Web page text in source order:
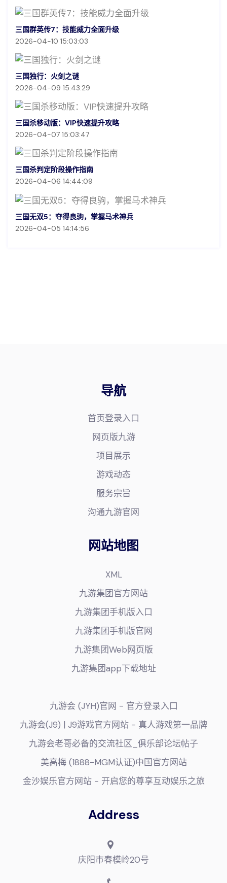
三国群英传7：技能威力全面升级
2026-04-10 15:03:03
三国独行：火剑之谜
2026-04-09 15:43:29
三国杀移动版：VIP快速提升攻略
2026-04-07 15:03:47
三国杀判定阶段操作指南
2026-04-06 14:44:09
三国无双5：夺得良驹，掌握马术神兵
2026-04-05 14:14:56
导航
首页登录入口
网页版九游
项目展示
游戏动态
服务宗旨
沟通九游官网
网站地图
XML
九游集团官方网站
九游集团手机版入口
九游集团手机版官网
九游集团Web网页版
九游集团app下载地址
九游会 (JYH)官网 - 官方登录入口
九游会(J9) | J9游戏官方网站 - 真人游戏第一品牌
九游会老哥必备的交流社区_俱乐部论坛帖子
美高梅 (1888-MGM认证)中国官方网站
金沙娱乐官方网站 - 开启您的尊享互动娱乐之旅
Address
庆阳市春模岭20号